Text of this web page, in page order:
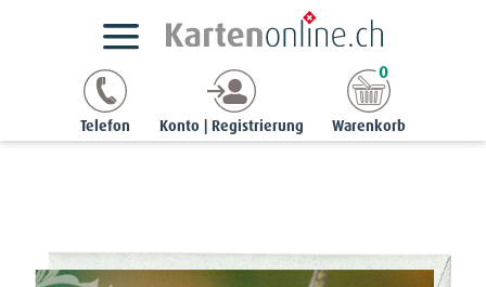
Telefon Konto | Registrierung Warenkorb
0
Noble-Karte - Siebenpunkt (Coccinella septempunctata)